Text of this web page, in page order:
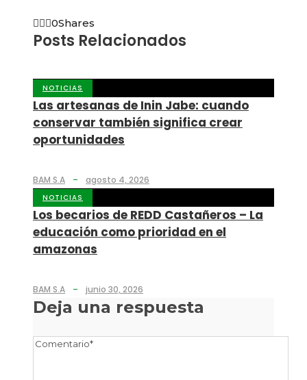
0Shares
Posts Relacionados
NOTICIAS
Las artesanas de Inin Jabe: cuando
conservar también significa crear
oportunidades
BAM S.A agosto 4, 2026
NOTICIAS
Los becarios de REDD Castañeros – La
educación como prioridad en el
amazonas
BAM S.A junio 30, 2026
Deja una respuesta